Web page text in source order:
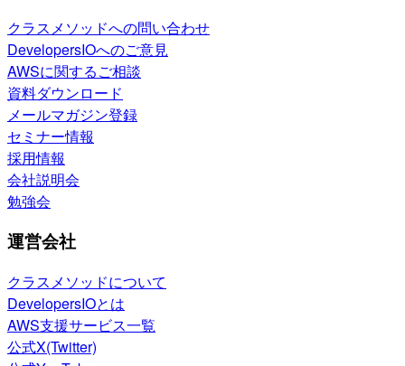
クラスメソッドへの問い合わせ
DevelopersIOへのご意見
AWSに関するご相談
資料ダウンロード
メールマガジン登録
セミナー情報
採用情報
会社説明会
勉強会
運営会社
クラスメソッドについて
DevelopersIOとは
AWS支援サービス一覧
公式X(Twitter)